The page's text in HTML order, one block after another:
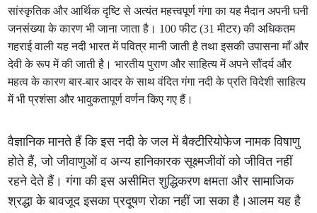
सांस्कृतिक और आर्थिक दृष्टि से अत्यंत महत्त्वपूर्ण गंगा का यह मैदान अपनी घनी
जनसंख्या के कारण भी जाना जाता है। 100 फीट (31 मीटर) की अधिकतम
गहराई वाली यह नदी भारत में पवित्र मानी जाती है तथा इसकी उपासना माँ और
देवी के रूप में की जाती है। भारतीय पुराण और साहित्य में अपने सौंदर्य और
महत्व के कारण बार-बार आदर के साथ वंदित गंगा नदी के प्रति विदेशी साहित्य
में भी प्रशंसा और भावुकतापूर्ण वर्णन किए गए हैं।
वैज्ञानिक मानते हैं कि इस नदी के जल में बैक्टीरियोफेज नामक विषाणु
होते हैं, जो जीवाणुओं व अन्य हानिकारक सूक्ष्मजीवों को जीवित नहीं
रहने देते हैं। गंगा की इस असीमित शुद्धिकरण क्षमता और सामाजिक
श्रद्धा के बावजूद इसका प्रदूषण रोका नहीं जा सका है।आलम यह है